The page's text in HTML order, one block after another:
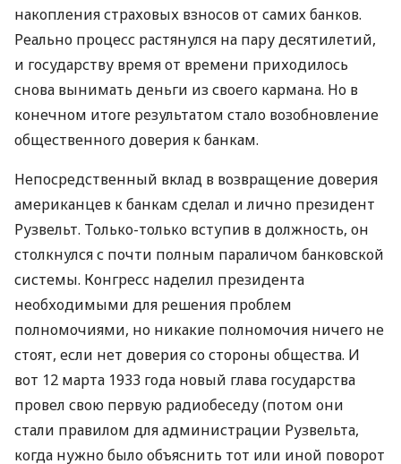
накопления страховых взносов от самих банков.
Реально процесс растянулся на пару десятилетий,
и государству время от времени приходилось
снова вынимать деньги из своего кармана. Но в
конечном итоге результатом стало возобновление
общественного доверия к банкам.
Непосредственный вклад в возвращение доверия
американцев к банкам сделал и лично президент
Рузвельт. Только-только вступив в должность, он
столкнулся с почти полным параличом банковской
системы. Конгресс наделил президента
необходимыми для решения проблем
полномочиями, но никакие полномочия ничего не
стоят, если нет доверия со стороны общества. И
вот 12 марта 1933 года новый глава государства
провел свою первую радиобеседу (потом они
стали правилом для администрации Рузвельта,
когда нужно было объяснить тот или иной поворот